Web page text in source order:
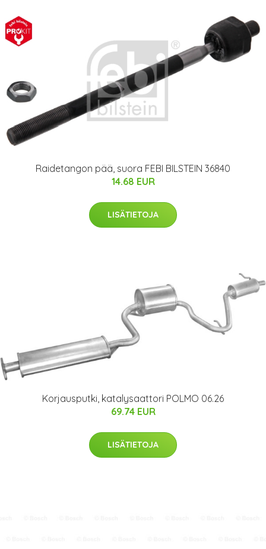
Raidetangon pää, suora FEBI BILSTEIN 36840
14.68 EUR
LISÄTIETOJA
Korjausputki, katalysaattori POLMO 06.26
69.74 EUR
LISÄTIETOJA